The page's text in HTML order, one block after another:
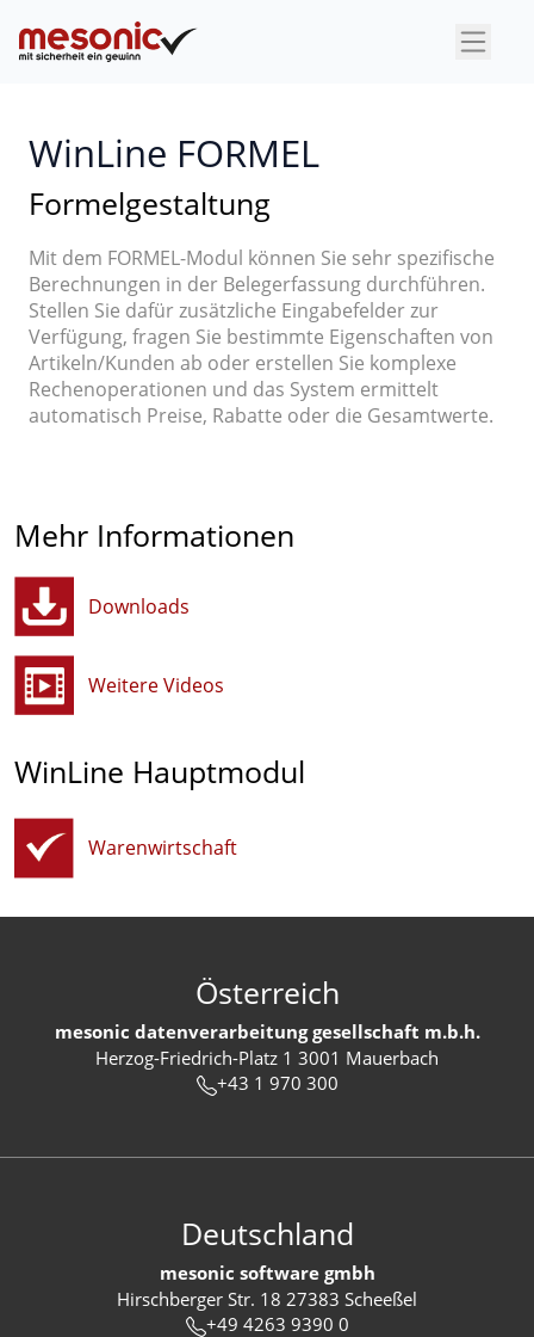
×
WinLine FORMEL
Formelgestaltung
Mit dem FORMEL-Modul können Sie sehr spezifische
Berechnungen in der Belegerfassung durchführen.
Stellen Sie dafür zusätzliche Eingabefelder zur
Verfügung, fragen Sie bestimmte Eigenschaften von
Artikeln/Kunden ab oder erstellen Sie komplexe
Rechenoperationen und das System ermittelt
automatisch Preise, Rabatte oder die Gesamtwerte.
Mehr Informationen
Downloads
Weitere Videos
WinLine Hauptmodul
Warenwirtschaft
Österreich
mesonic datenverarbeitung gesellschaft m.b.h.
Herzog-Friedrich-Platz 1 3001 Mauerbach
+43 1 970 300
Deutschland
mesonic software gmbh
Hirschberger Str. 18 27383 Scheeßel
+49 4263 9390 0